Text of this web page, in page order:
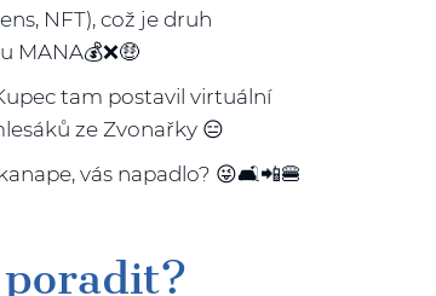
NFT), což je druh
tam postavil virtuální
ze Zvonařky 😑
vás napadlo? 😜🛋📲🍔
poradit?